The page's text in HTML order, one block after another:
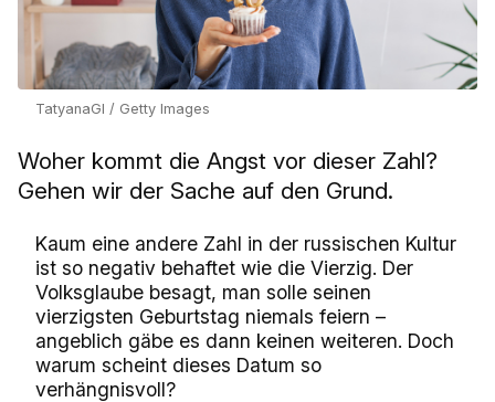
TatyanaGl / Getty Images
Woher kommt die Angst vor dieser Zahl?
Gehen wir der Sache auf den Grund.
Kaum eine andere Zahl in der russischen Kultur
ist so negativ behaftet wie die Vierzig. Der
Volksglaube besagt, man solle seinen
vierzigsten Geburtstag niemals feiern –
angeblich gäbe es dann keinen weiteren. Doch
warum scheint dieses Datum so
verhängnisvoll?